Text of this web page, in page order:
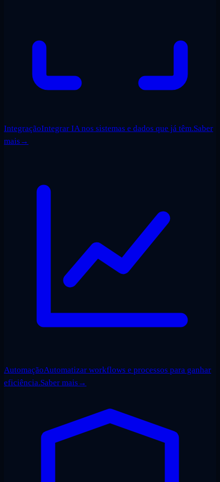
IntegraçãoIntegrar IA nos sistemas e dados que já têm.Saber
mais →
AutomaçãoAutomatizar workflows e processos para ganhar
eficiência.Saber mais →